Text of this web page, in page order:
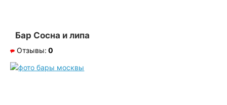
Бар Сосна и липа
Отзывы: 0